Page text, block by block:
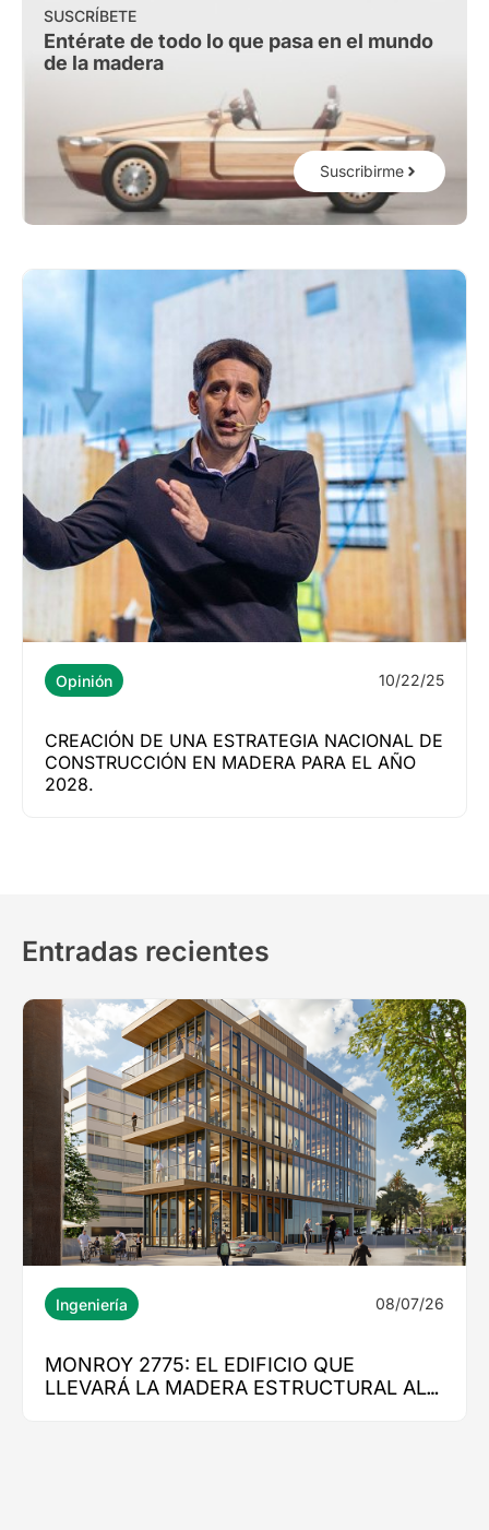
SUSCRÍBETE
Entérate de todo lo que pasa en el mundo
de la madera
Suscribirme
Opinión 10/22/25
CREACIÓN DE UNA ESTRATEGIA NACIONAL DE
CONSTRUCCIÓN EN MADERA PARA EL AÑO
2028.
Entradas recientes
Ingeniería 08/07/26
MONROY 2775: EL EDIFICIO QUE
LLEVARÁ LA MADERA ESTRUCTURAL AL